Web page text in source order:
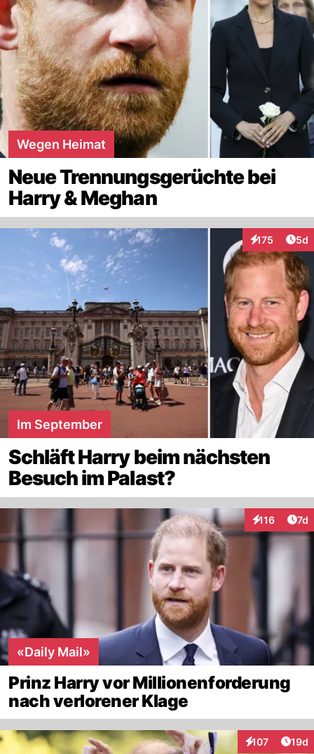
Wegen Heimat
Neue Trennungsgerüchte bei
Harry & Meghan
175
Interaktionen
5d
Im September
Schläft Harry beim nächsten
Besuch im Palast?
116
Interaktionen
7d
«Daily Mail»
Prinz Harry vor Millionenforderung
nach verlorener Klage
107
Interaktionen
19d